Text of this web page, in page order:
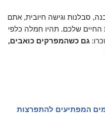
סבלנות וגישה חיובית, אתם
החיים שלכם. תהיו חמלה כלפי
גם כשהמפרקים כואבים,
המפתיעים להתפרצות